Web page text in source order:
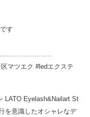
す
マツエク #ledエクステ
LATO Eyelash&Nailart St
を意識したオシャレなデ